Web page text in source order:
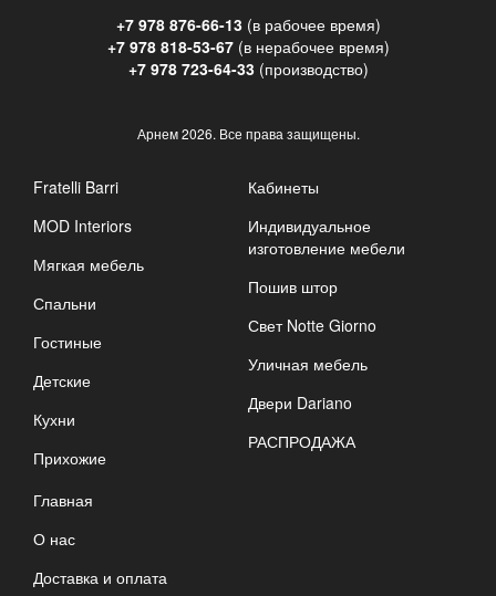
+7 978 876-66-13(в рабочее время)
+7 978 818-53-67(в нерабочее время)
+7 978 723-64-33(производство)
Арнем2026. Все права защищены.
Fratelli Barri
MOD Interiors
Мягкая мебель
Спальни
Гостиные
Детские
Кухни
Прихожие
Кабинеты
Индивидуальное
изготовление мебели
Пошив штор
Свет Notte Giorno
Уличная мебель
Двери Dariano
РАСПРОДАЖА
Главная
О нас
Доставка и оплата